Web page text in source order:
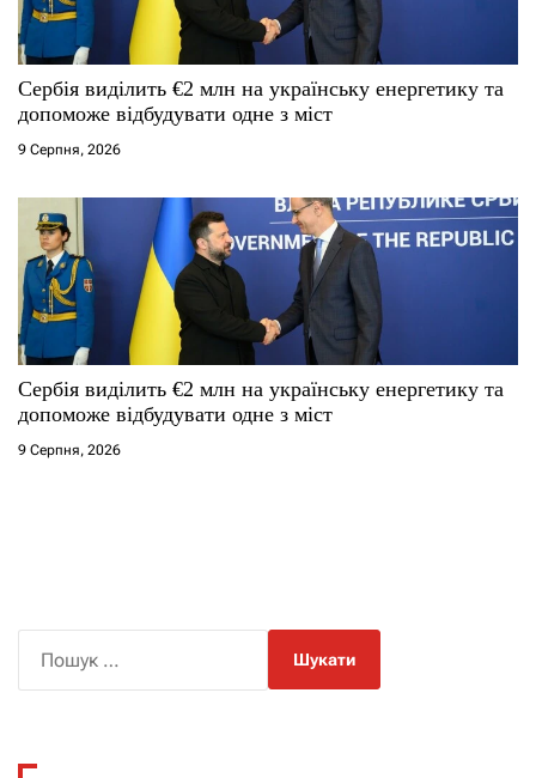
Сербія виділить €2 млн на українську енергетику та
допоможе відбудувати одне з міст
9 Серпня, 2026
Сербія виділить €2 млн на українську енергетику та
допоможе відбудувати одне з міст
9 Серпня, 2026
к